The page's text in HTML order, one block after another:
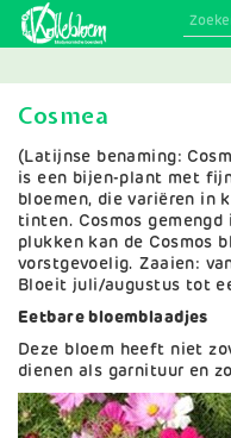
Skip
Cosmea
(Latijnse benaming:
is een bijen-plant met
bloemen, die variëren in
tinten. Cosmos
plukken kan de Cosmos
vorstgevoelig. Zaaien:
Bloeit juli/augustus tot
Eetbare bloemblaadjes
Deze bloem heeft niet
dienen als garnituur en